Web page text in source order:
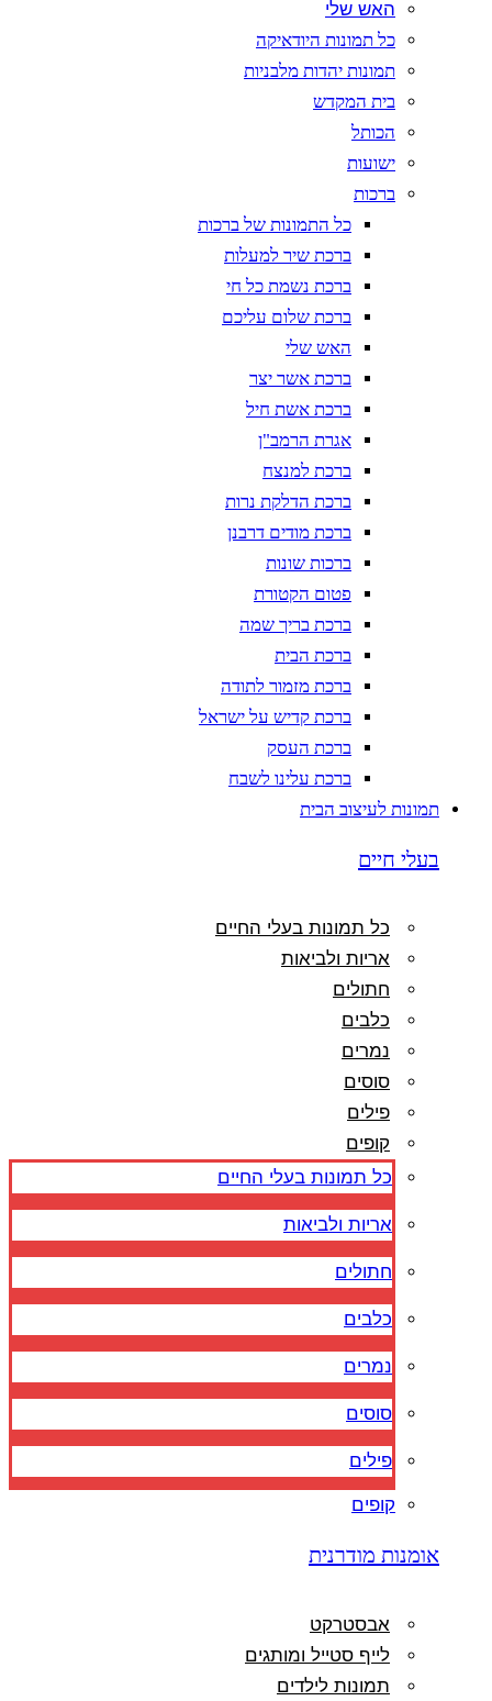
האש שלי
כל תמונות היודאיקה
תמונות יהדות מלבניות
בית המקדש
הכותל
ישועות
ברכות
כל התמונות של ברכות
ברכת שיר למעלות
ברכת נשמת כל חי
ברכת שלום עליכם
האש שלי
ברכת אשר יצר
ברכת אשת חיל
אגרת הרמב"ן
ברכת למנצח
ברכת הדלקת נרות
ברכת מודים דרבנן
ברכות שונות
פטום הקטורת
ברכת בריך שמה
ברכת הבית
ברכת מזמור לתודה
ברכת קדיש על ישראל
ברכת העסק
ברכת עלינו לשבח
תמונות לעיצוב הבית
בעלי חיים
כל תמונות בעלי החיים
אריות ולביאות
חתולים
כלבים
נמרים
סוסים
פילים
קופים
כל תמונות בעלי החיים
אריות ולביאות
חתולים
כלבים
נמרים
סוסים
פילים
קופים
אומנות מודרנית
אבסטרקט
לייף סטייל ומותגים
תמונות לילדים